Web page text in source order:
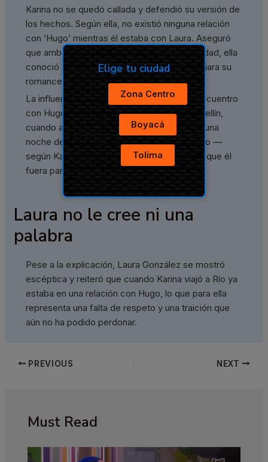
Karina no se quedó callada y defendió su versión de
los hechos. Según ella, no existió ninguna relación
con ‘Hugo’ mientras él estaba con Laura. Aseguró
que ambos eran solo amigos y que, en realidad, ella
conoció al hombre mucho antes de que iniciara su
romance con la exreina de belleza.
La influencer paisa explicó que su primer encuentro
con Hugo ocurrió en un restaurante de Medellín,
cuando ambos estaban solteros. Luego de una
noche de fiesta, se dieron un beso, pero eso —
según Karina— ocurrió cinco años antes de que él
fuera pareja de Laura.
Laura no le cree ni una
palabra
Pese a la explicación, Laura González se mostró
escéptica y reiteró que cuando Karina viajó a Río ya
estaba en una relación con Hugo, lo que para ella
representa una falta de respeto y una traición que
aún no ha podido perdonar.
PREVIOUS NEXT
Must Read
Elige tu ciudad
Zona Centro
Boyacá
Tolima